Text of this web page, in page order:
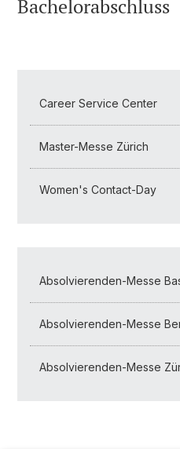
Bachelorabschluss
Career Service Center
Master-Messe Zürich
Women's Contact-Day
Absolvierenden-Messe
Absolvierenden-Messe
Absolvierenden-Messe